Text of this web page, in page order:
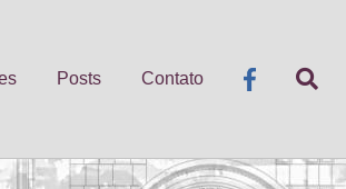
Posts Contato